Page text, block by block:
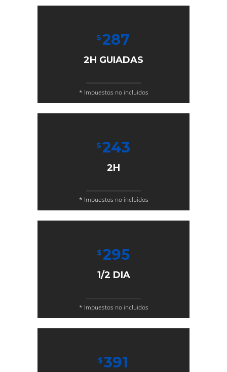
$287
2H GUIADAS
* Impuestos no incluidos
$243
2H
* Impuestos no incluidos
$295
1/2 DIA
* Impuestos no incluidos
$391